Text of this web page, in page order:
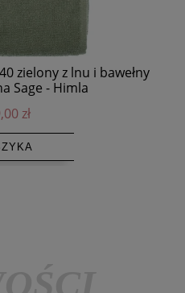
zielony z lnu i bawełny
Sage - Himla
zł